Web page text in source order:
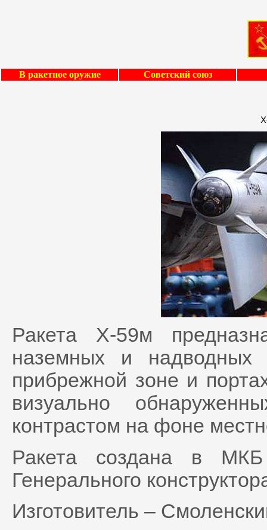
В ракетное оружие Советский союз
Ракета Х-59м
наземных и
прибрежной зоне и
визуально
контрастом на фоне
Ракета создана в МКБ
Генерального
Изготовитель –